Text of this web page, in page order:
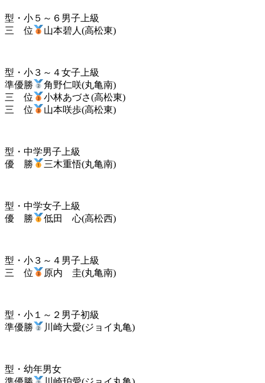
型・小５～６男子上級
三 位
山本碧人(高松東)
型・小３～４女子上級
準優勝
角野仁咲(丸亀南)
三 位
小林あづさ(高松東)
三 位
山本咲歩(高松東)
型・中学男子上級
優 勝
三木重悟(丸亀南)
型・中学女子上級
優 勝
低田 心(高松西)
型・小３～４男子上級
三 位
原内 圭(丸亀南)
型・小１～２男子初級
準優勝
川崎大愛(ジョイ丸亀)
型・幼年男女